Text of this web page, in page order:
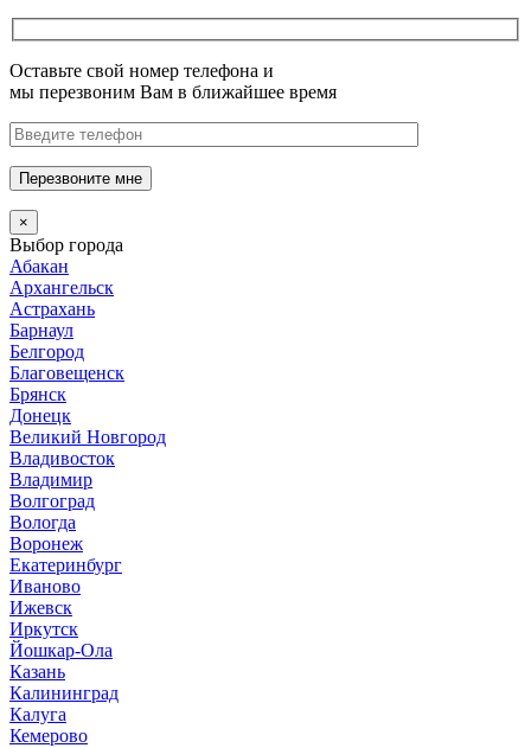
Оставьте свой номер телефона и
мы перезвоним Вам в ближайшее время
Перезвоните мне
×
Выбор города
Абакан
Архангельск
Астрахань
Барнаул
Белгород
Благовещенск
Брянск
Донецк
Великий Новгород
Владивосток
Владимир
Волгоград
Вологда
Воронеж
Екатеринбург
Иваново
Ижевск
Иркутск
Йошкар-Ола
Казань
Калининград
Калуга
Кемерово